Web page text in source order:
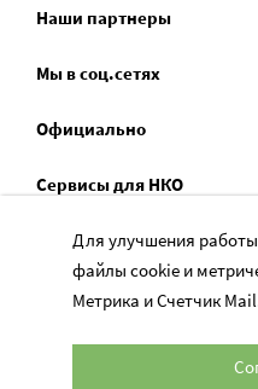
Наши партнеры
Мы в соц.сетях
Официально
Сервисы для НКО
Спецпроекты
Социальное служение
Для улучшения
файлы cookie и
Метрика и Счетчик